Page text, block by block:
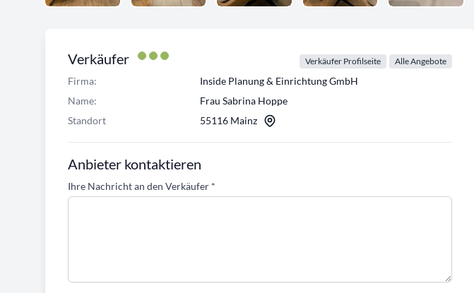
Verkäufer Verkäufer Profilseite Alle Angebote
Firma:
Inside Planung & Einrichtung GmbH
Name:
Frau Sabrina Hoppe
Standort
55116 Mainz
Anbieter kontaktieren
Ihre Nachricht an den Verkäufer *